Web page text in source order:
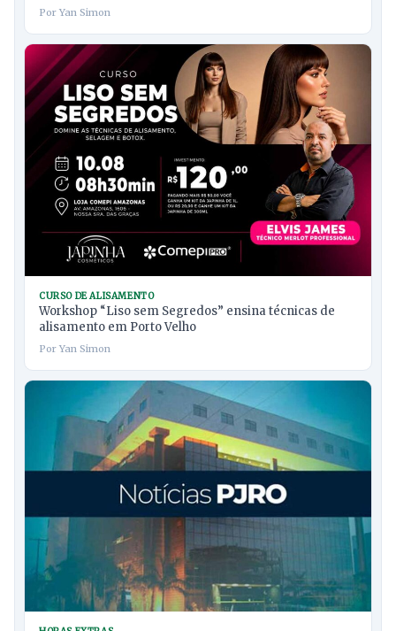
Por Yan Simon
CURSO DE ALISAMENTO
Workshop “Liso sem Segredos” ensina técnicas de
alisamento em Porto Velho
Por Yan Simon